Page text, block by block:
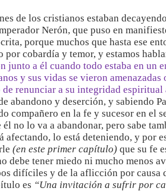
de los cristianos estaban
Nerón, que puso en
porque muchos que hasta ese
cobardía y temor, y estamos
junto a él cuando todo estaba en un
y sus vidas se vieron
renunciar a su integridad espiritual
abandono y deserción, y sabiendo
compañero en la fe y sucesor en el
él no lo va a abandonar, pero sabe
lo está deteniendo, y por
(en este primer capítulo) que su fe
debe tener miedo ni mucho menos
difíciles y de la aflicción por causa
es “Una invitación a sufrir por